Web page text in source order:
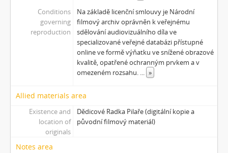
Conditions
governing
reproduction
Na základě licenční smlouvy je Národní
filmový archiv oprávněn k veřejnému
sdělování audiovizuálního díla ve
specializované veřejné databázi přístupné
online ve formě výňatku ve snížené obrazové
kvalitě, opatřené ochranným prvkem a v
omezeném rozsahu.
»
Allied materials area
Existence and
location of
originals
Dědicové Radka Pilaře (digitální kopie a
původní filmový materiál)
Notes area